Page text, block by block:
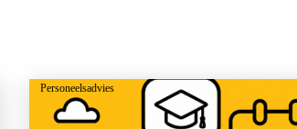
Personeelsadvies